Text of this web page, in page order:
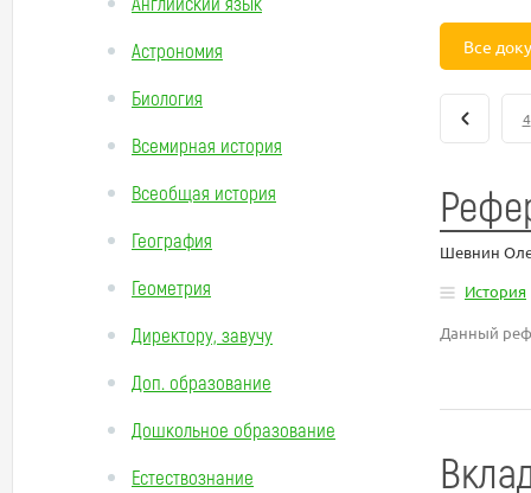
Астрономия
Биология
Всемирная история
Всеобщая история
География
Геометрия
Директору, завучу
Доп. образование
Дошкольное образование
Естествознание
Все
4
Шевнин
История
Данный